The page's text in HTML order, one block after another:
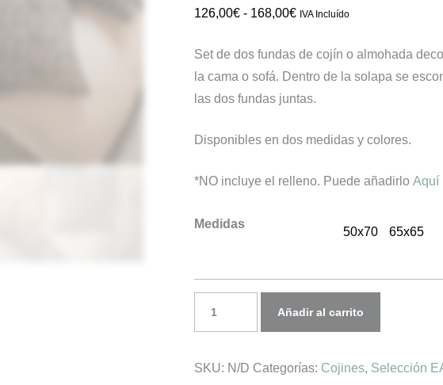
126,00€ - 168,00€Rango
precios:
desde
126,00€
168,00€
IVA Incluído
Set de dos fundas de cojín o almohada
la cama o sofá. Dentro de la solapa se
las dos fundas juntas.
Disponibles en dos medidas y colores.
*NO incluye el relleno. Puede añadirloAquí
Medidas
50x70 65x65
LE
Añadir al carrito
SKU: N/D Categorías: Cojines, Selección